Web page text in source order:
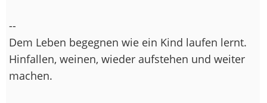
--
Dem Leben begegnen wie ein Kind laufen lernt.
Hinfallen, weinen, wieder aufstehen und weiter
machen.